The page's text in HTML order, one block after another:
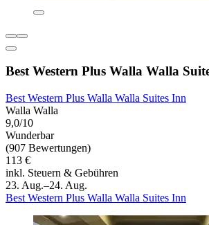
Best Western Plus Walla Walla
Best Western Plus Walla Walla Suites Inn
Walla Walla
9,0/10
Wunderbar
(907 Bewertungen)
113 €
inkl. Steuern & Gebühren
23. Aug.–24. Aug.
Best Western Plus Walla Walla Suites Inn